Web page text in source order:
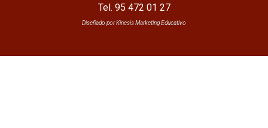
Tel. 95 472 01 27
Diseñado por Kinesis Marketing Educativo